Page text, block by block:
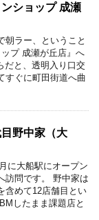
ショップ 成瀬
朝ラー、ということ
プ 成瀬が丘店』へ
だと、透明入り口交
すぐに町田街道へ曲
野中家（大
に大船駅にオープン
訪問です。 野中家は
含めて12店舗目とい
したまま課題店と